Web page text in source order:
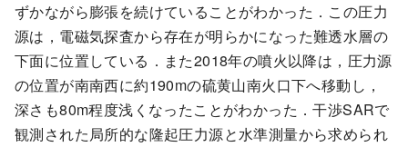
ずかながら膨張を続けていることがわかった．この圧力
源は，電磁気探査から存在が明らかになった難透水層の
下面に位置している．また2018年の噴火以降は，圧力源
の位置が南南西に約190mの硫黄山南火口下へ移動し，
深さも80m程度浅くなったことがわかった．干渉SARで
観測された局所的な隆起圧力源と水準測量から求められ